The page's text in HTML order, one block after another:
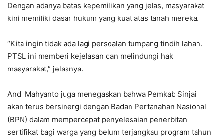
Dengan adanya batas kepemilikan yang jelas, masyarakat
kini memiliki dasar hukum yang kuat atas tanah mereka.
“Kita ingin tidak ada lagi persoalan tumpang tindih lahan.
PTSL ini memberi kejelasan dan melindungi hak
masyarakat,” jelasnya.
Andi Mahyanto juga menegaskan bahwa Pemkab Sinjai
akan terus bersinergi dengan Badan Pertanahan Nasional
(BPN) dalam mempercepat penyelesaian penerbitan
sertifikat bagi warga yang belum terjangkau program tahun